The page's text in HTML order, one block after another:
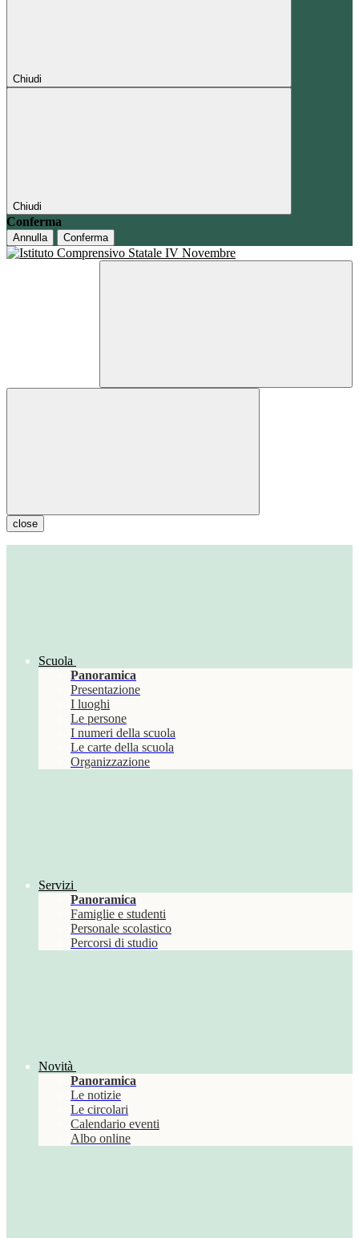
Chiudi
Chiudi
Conferma
Annulla Conferma
close
Scuola
Panoramica
Presentazione
I luoghi
Le persone
I numeri della scuola
Le carte della scuola
Organizzazione
Servizi
Panoramica
Famiglie e studenti
Personale scolastico
Percorsi di studio
Novità
Panoramica
Le notizie
Le circolari
Calendario eventi
Albo online